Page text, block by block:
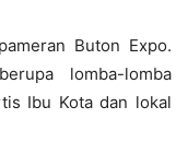
Buton Expo.
lomba-lomba
Ibu Kota dan lokal